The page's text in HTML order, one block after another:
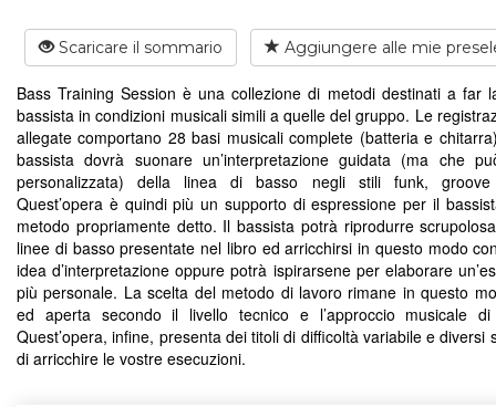
Scaricare il sommario Aggiungere alle mie
Bass Training Session è una collezione di metodi destinati a far
bassista in condizioni musicali simili a quelle del gruppo. Le
allegate comportano 28 basi musicali complete (batteria e
bassista dovrà suonare un’interpretazione guidata (ma che
personalizzata) della linea di basso negli stili funk,
Quest’opera è quindi più un supporto di espressione per il
metodo propriamente detto. Il bassista potrà riprodurre
linee di basso presentate nel libro ed arricchirsi in questo modo
idea d’interpretazione oppure potrà ispirarsene per elaborare
più personale. La scelta del metodo di lavoro rimane in questo
ed aperta secondo il livello tecnico e l’approccio musicale di
Quest’opera, infine, presenta dei titoli di difficoltà variabile e diversi
di arricchire le vostre esecuzioni.